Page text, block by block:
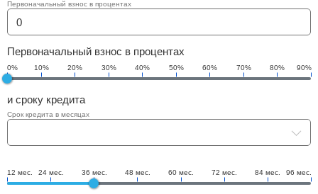
Первоначальный взнос в процентах
Первоначальный взнос в процентах
0% 10% 20% 30% 40% 50% 60% 70% 80% 90%
и сроку кредита
Срок кредита в месяцах
12 мес. 24 мес. 36 мес. 48 мес. 60 мес. 72 мес. 84 мес. 96 мес.